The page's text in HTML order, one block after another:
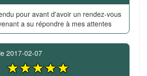
pour avant d'avoir un rendez-vous
a su répondre à mes attentes
le 2017-02-07